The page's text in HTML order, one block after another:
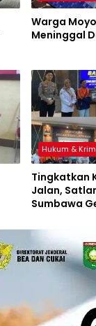
Warga
Meninggal
Hukum &
Tingkatkan
Jalan,
Sumbawa
Bagikan